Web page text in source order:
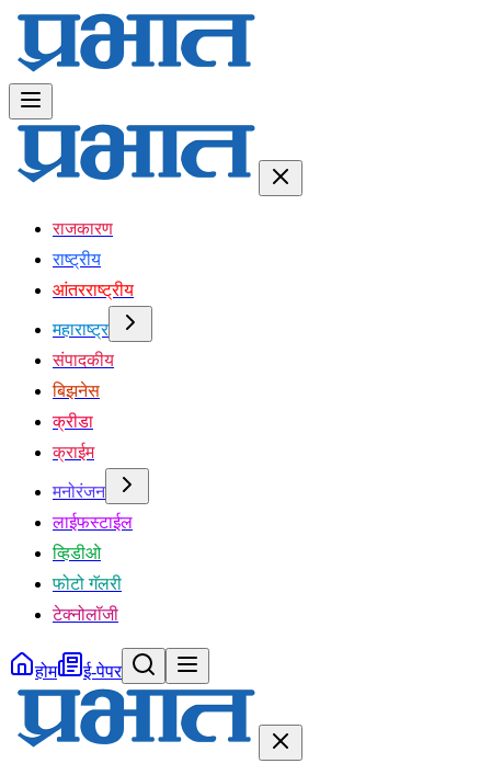
राजकारण
राष्ट्रीय
आंतरराष्ट्रीय
महाराष्ट्र
संपादकीय
बिझनेस
क्रीडा
क्राईम
मनोरंजन
लाईफस्टाईल
व्हिडीओ
फोटो गॅलरी
टेक्नोलॉजी
होम ई-पेपर